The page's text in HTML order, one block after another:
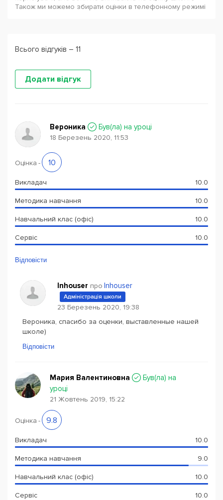
Також ми можемо збирати оцінки в телефонному режимі
Всього відгуків – 11
Додати відгук
Вероника Був(ла) на уроці
18 Березень 2020, 11:53
Оцінка - 10
Викладач 10.0
Методика навчання 10.0
Навчальний клас (офіс) 10.0
Сервіс 10.0
Відповісти
Inhouser про Inhouser
Адміністрація школи
23 Березень 2020, 19:38
Вероника, спасибо за оценки, выставленные нашей
школе)
Відповісти
Мария Валентиновна
Був(ла) на
уроці
21 Жовтень 2019, 15:22
Оцінка - 9.8
Викладач 10.0
Методика навчання 9.0
Навчальний клас (офіс) 10.0
Сервіс 10.0